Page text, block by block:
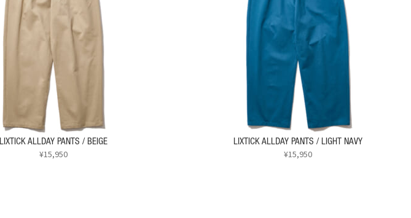
LIXTICK ALLDAY PANTS / BEIGE
¥15,950
LIXTICK ALLDAY PANTS / LIGHT NAVY
¥15,950